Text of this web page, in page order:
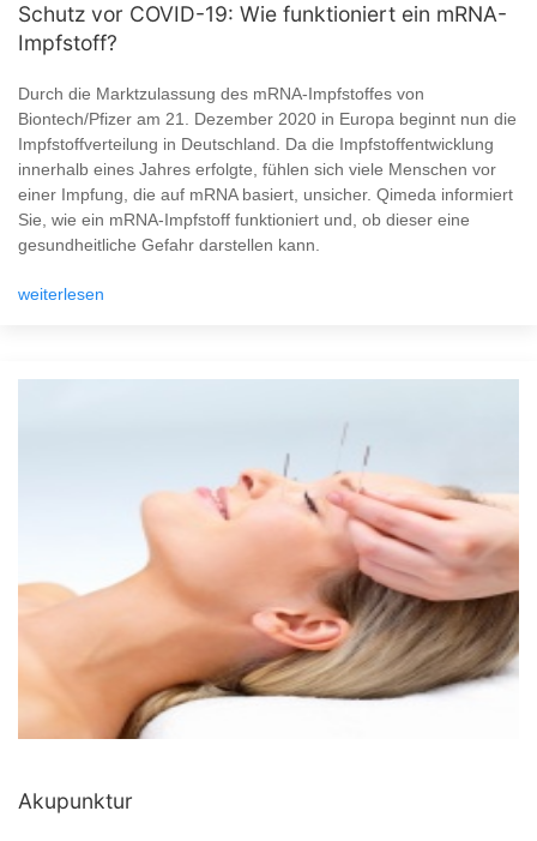
Schutz vor COVID-19: Wie funktioniert ein mRNA-
Impfstoff?
Durch die Marktzulassung des mRNA-Impfstoffes von
Biontech/Pfizer am 21. Dezember 2020 in Europa beginnt nun die
Impfstoffverteilung in Deutschland. Da die Impfstoffentwicklung
innerhalb eines Jahres erfolgte, fühlen sich viele Menschen vor
einer Impfung, die auf mRNA basiert, unsicher. Qimeda informiert
Sie, wie ein mRNA-Impfstoff funktioniert und, ob dieser eine
gesundheitliche Gefahr darstellen kann.
weiterlesen
Akupunktur